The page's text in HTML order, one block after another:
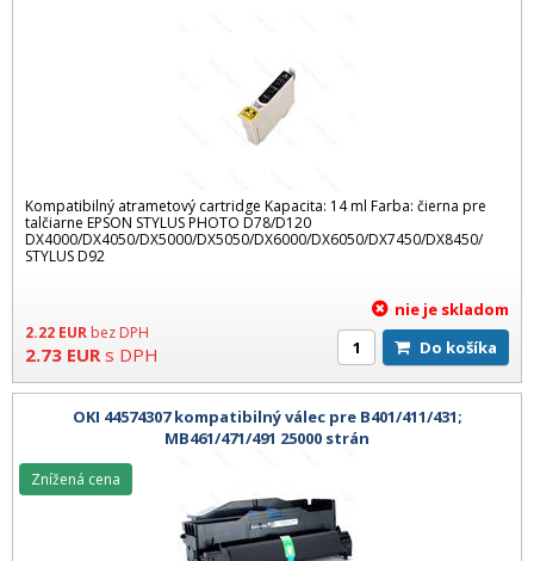
Kompatibilný atrametový cartridge Kapacita: 14 ml Farba: čierna pre
talčiarne EPSON STYLUS PHOTO D78/D120
DX4000/DX4050/DX5000/DX5050/DX6000/DX6050/DX7450/DX8450/
STYLUS D92
2.22 EUR bez DPH
2.73 EUR s DPH
nie je skladom
Do košíka
OKI 44574307 kompatibilný válec pre B401/411/431;
MB461/471/491 25000 strán
Znížená cena